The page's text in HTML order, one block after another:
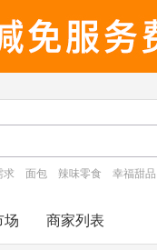
求 面包 辣味零食 幸福甜品
场 商家列表